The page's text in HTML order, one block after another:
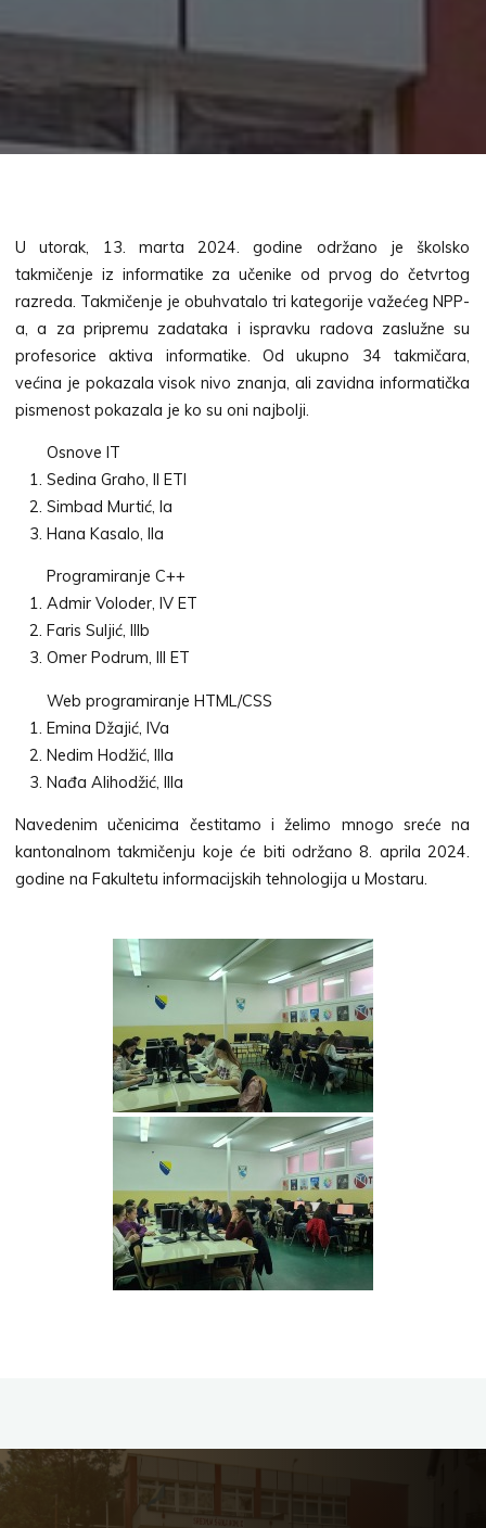
U utorak, 13. marta 2024. godine održano je školsko
takmičenje iz informatike za učenike od prvog do četvrtog
razreda. Takmičenje je obuhvatalo tri kategorije važećeg NPP-
a, a za pripremu zadataka i ispravku radova zaslužne su
profesorice aktiva informatike. Od ukupno 34 takmičara,
većina je pokazala visok nivo znanja, ali zavidna informatička
pismenost pokazala je ko su oni najbolji.
Osnove IT
Sedina Graho, II ETI
Simbad Murtić, Ia
Hana Kasalo, IIa
Programiranje C++
Admir Voloder, IV ET
Faris Suljić, IIIb
Omer Podrum, III ET
Web programiranje HTML/CSS
Emina Džajić, IVa
Nedim Hodžić, IIIa
Nađa Alihodžić, IIIa
Navedenim učenicima čestitamo i želimo mnogo sreće na
kantonalnom takmičenju koje će biti održano 8. aprila 2024.
godine na Fakultetu informacijskih tehnologija u Mostaru.